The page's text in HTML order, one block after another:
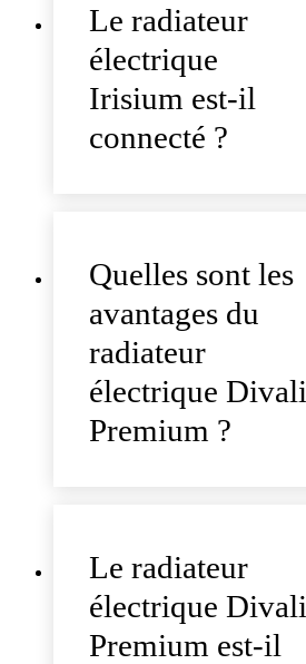
Le radiateur
électrique
Irisium est-il
connecté ?
Quelles sont les
avantages du
radiateur
électrique Divali
Premium ?
Le radiateur
électrique Divali
Premium est-il